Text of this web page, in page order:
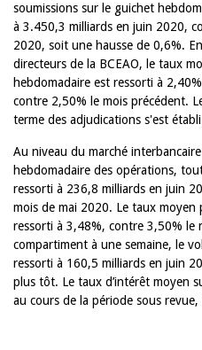
soumissions sur le guichet
à 3.450,3 milliards en juin 2020,
2020, soit une hausse de 0,6%.
directeurs de la BCEAO, le taux
hebdomadaire est ressorti à
contre 2,50% le mois précédent.
terme des adjudications s'est
Au niveau du marché
hebdomadaire des opérations,
ressorti à 236,8 milliards en juin
mois de mai 2020. Le taux moyen
ressorti à 3,48%, contre 3,50% le
compartiment à une semaine, le
ressorti à 160,5 milliards en juin
plus tôt. Le taux d’intérêt moyen
au cours de la période sous